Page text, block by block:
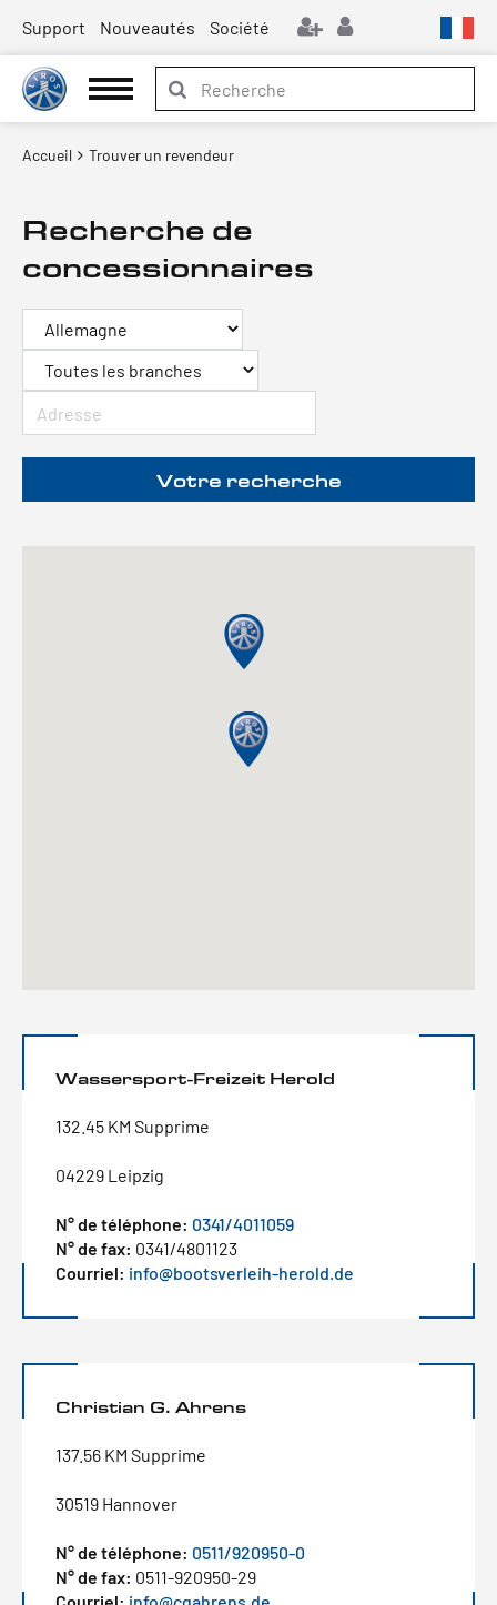
Support Nouveautés Société
Accueil Trouver un revendeur
Recherche de
concessionnaires
Wassersport-Freizeit Herold
132.45 KM Supprime
04229 Leipzig
N° de téléphone: 0341/4011059
N° de fax: 0341/4801123
Courriel: info@bootsverleih-herold.de
Christian G. Ahrens
137.56 KM Supprime
30519 Hannover
N° de téléphone: 0511/920950-0
N° de fax: 0511-920950-29